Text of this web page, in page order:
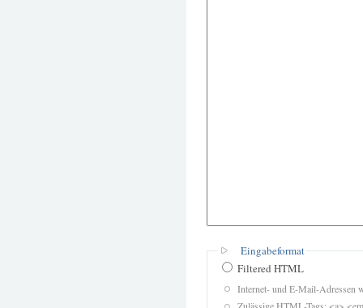
Eingabeformat
Filtered HTML
Internet- und E-Mail-Adressen